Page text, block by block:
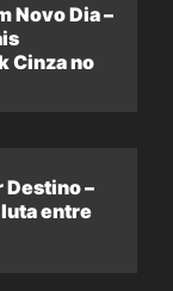
Novo Dia –
Cinza no
–
entre